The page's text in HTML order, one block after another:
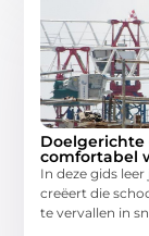
Doelgerichte
comfortabel
In deze gids
creëert die
te vervallen in